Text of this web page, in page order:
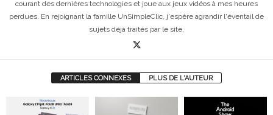
courant des dernières technologies et joue aux jeux vidéos à mes heures
perdues. En rejoignant la famille UnSimpleClic, j'espère agrandir l'éventail de
sujets déjà traités par le site.
ARTICLES CONNEXES PLUS DE L'AUTEUR